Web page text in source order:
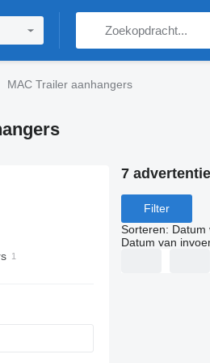
MAC Trailer aanhangers
7
Filter
Sorteren: Datum
Datum van